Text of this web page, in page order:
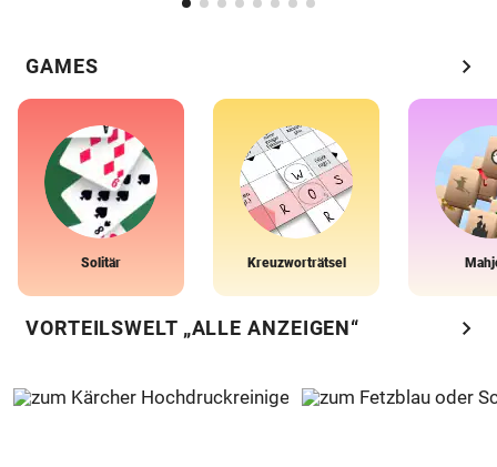
GAMES chevron_right
Solitär Kreuzworträtsel
VORTEILSWELT „ALLE ANZEIGEN“ chevron_right